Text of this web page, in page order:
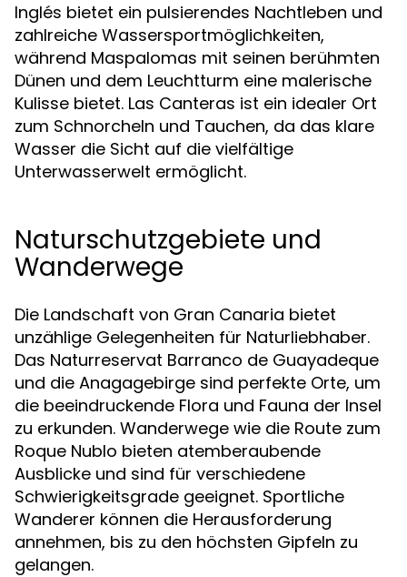
Inglés bietet ein pulsierendes Nachtleben und
zahlreiche Wassersportmöglichkeiten,
während Maspalomas mit seinen berühmten
Dünen und dem Leuchtturm eine malerische
Kulisse bietet. Las Canteras ist ein idealer Ort
zum Schnorcheln und Tauchen, da das klare
Wasser die Sicht auf die vielfältige
Unterwasserwelt ermöglicht.
Naturschutzgebiete und
Wanderwege
Die Landschaft von Gran Canaria bietet
unzählige Gelegenheiten für Naturliebhaber.
Das Naturreservat Barranco de Guayadeque
und die Anagagebirge sind perfekte Orte, um
die beeindruckende Flora und Fauna der Insel
zu erkunden. Wanderwege wie die Route zum
Roque Nublo bieten atemberaubende
Ausblicke und sind für verschiedene
Schwierigkeitsgrade geeignet. Sportliche
Wanderer können die Herausforderung
annehmen, bis zu den höchsten Gipfeln zu
gelangen.